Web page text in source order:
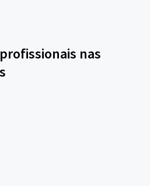
nas